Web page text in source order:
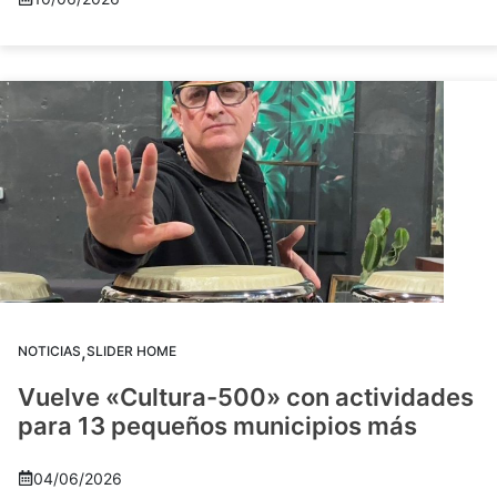
NOTICIAS,SLIDER HOME
Vuelve «Cultura-500» con actividades
para 13 pequeños municipios más
04/06/2026